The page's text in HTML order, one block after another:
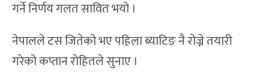
गर्ने निर्णय गलत सावित भयो ।
नेपालले टस जितेको भए पहिला ब्याटिङ नै रोज्ने तयारी
गरेको कप्तान रोहितले सुनाए ।